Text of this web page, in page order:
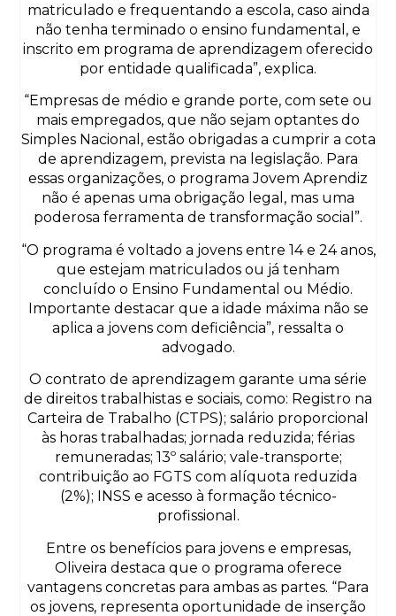
matriculado e frequentando a escola, caso ainda
não tenha terminado o ensino fundamental, e
inscrito em programa de aprendizagem oferecido
por entidade qualificada”, explica.
“Empresas de médio e grande porte, com sete ou
mais empregados, que não sejam optantes do
Simples Nacional, estão obrigadas a cumprir a cota
de aprendizagem, prevista na legislação. Para
essas organizações, o programa Jovem Aprendiz
não é apenas uma obrigação legal, mas uma
poderosa ferramenta de transformação social”.
“O programa é voltado a jovens entre 14 e 24 anos,
que estejam matriculados ou já tenham
concluído o Ensino Fundamental ou Médio.
Importante destacar que a idade máxima não se
aplica a jovens com deficiência”, ressalta o
advogado.
O contrato de aprendizagem garante uma série
de direitos trabalhistas e sociais, como: Registro na
Carteira de Trabalho (CTPS); salário proporcional
às horas trabalhadas; jornada reduzida; férias
remuneradas; 13º salário; vale-transporte;
contribuição ao FGTS com alíquota reduzida
(2%); INSS e acesso à formação técnico-
profissional.
Entre os benefícios para jovens e empresas,
Oliveira destaca que o programa oferece
vantagens concretas para ambas as partes. “Para
os jovens, representa oportunidade de inserção